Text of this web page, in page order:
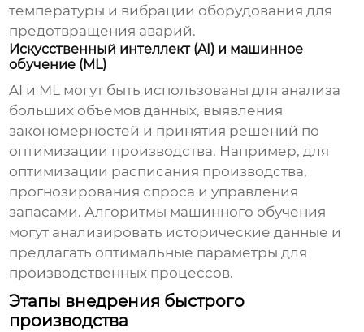
температуры и вибрации оборудования для
предотвращения аварий.
Искусственный интеллект (AI) и машинное
обучение (ML)
AI и ML могут быть использованы для анализа
больших объемов данных, выявления
закономерностей и принятия решений по
оптимизации производства. Например, для
оптимизации расписания производства,
прогнозирования спроса и управления
запасами. Алгоритмы машинного обучения
могут анализировать исторические данные и
предлагать оптимальные параметры для
производственных процессов.
Этапы внедрения быстрого
производства